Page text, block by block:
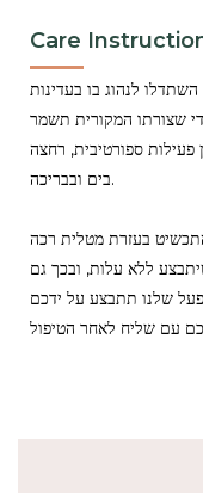
Care
פעילות ספורטיבית, רחצה
בים ובבריכה.
ללא עלות, ובכך גם
שלנו תתבצע על ידכם